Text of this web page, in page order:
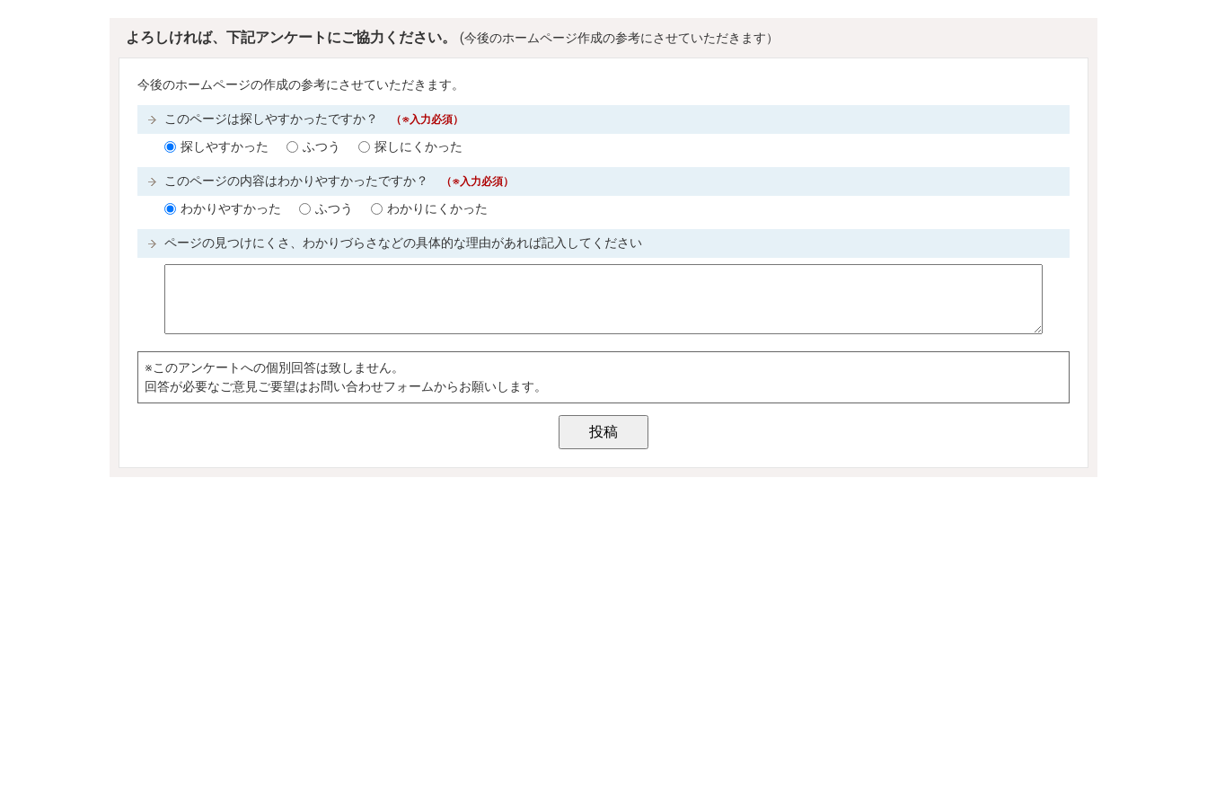
よろしければ、下記アンケートにご協力ください。 (今後のホームページ作成の参考にさせていただきます）
今後のホームページの作成の参考にさせていただきます。
このページは探しやすかったですか？ （※入力必須）
探しやすかった ふつう 探しにくかった
このページの内容はわかりやすかったですか？ （※入力必須）
わかりやすかった ふつう わかりにくかった
ページの見つけにくさ、わかりづらさなどの具体的な理由があれば記入してください
※このアンケートへの個別回答は致しません。
回答が必要なご意見ご要望はお問い合わせフォームからお願いします。